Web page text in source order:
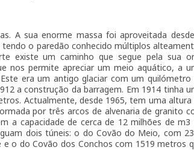
A sua enorme massa foi aproveitada
o paredão conhecido múltiplos
existe um caminho que segue pela sua
nos permite apreciar um meio aquático, a
era um antigo glaciar com um quilómetro
a construção da barragem. Em 1914 tinha
Actualmente, desde 1965, tem uma altura
por três arcos de alvenaria de granito
a capacidade de cerca de 12 milhões de m3
dois túneis: o do Covão do Meio, com
o do Covão dos Conchos com 1519 metros